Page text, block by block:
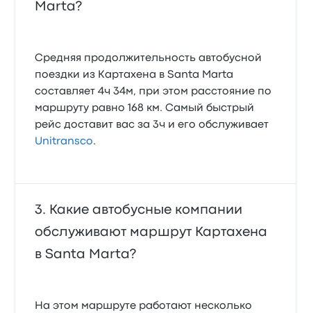
Marta?
Средняя продолжительность автобусной
поездки из Картахена в Santa Marta
составляет 4ч 34м, при этом расстояние по
маршруту равно 168 км. Самый быстрый
рейс доставит вас за 3ч и его обслуживает
Unitransco.
Какие автобусные компании
обслуживают маршрут Картахена
в Santa Marta?
На этом маршруте работают несколько